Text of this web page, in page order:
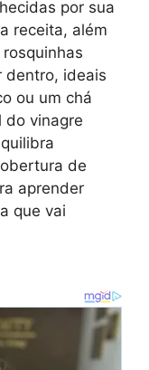
por sua
receita, além
dentro, ideais
ou um chá
do vinagre
de
aprender
que vai